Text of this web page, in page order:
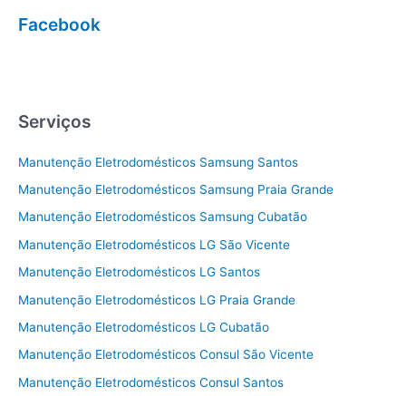
Facebook
Serviços
Manutenção Eletrodomésticos Samsung Santos
Manutenção Eletrodomésticos Samsung Praia Grande
Manutenção Eletrodomésticos Samsung Cubatão
Manutenção Eletrodomésticos LG São Vicente
Manutenção Eletrodomésticos LG Santos
Manutenção Eletrodomésticos LG Praia Grande
Manutenção Eletrodomésticos LG Cubatão
Manutenção Eletrodomésticos Consul São Vicente
Manutenção Eletrodomésticos Consul Santos